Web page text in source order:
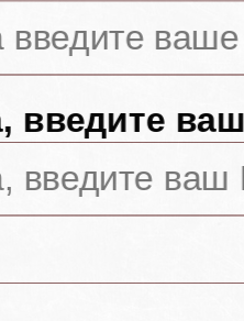
введите